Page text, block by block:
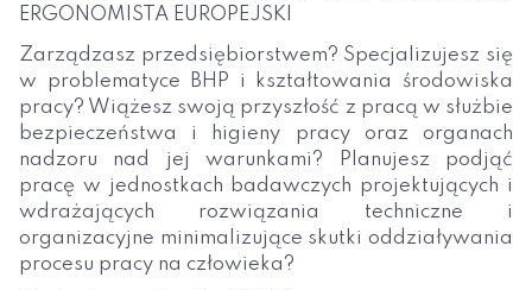
ERGONOMISTA EUROPEJSKI
Zarządzasz przedsiębiorstwem? Specjalizujesz się
w problematyce BHP i kształtowania środowiska
pracy? Wiążesz swoją przyszłość z pracą w służbie
bezpieczeństwa i higieny pracy oraz organach
nadzoru nad jej warunkami? Planujesz podjąć
pracę w jednostkach badawczych projektujących i
wdrażających rozwiązania techniczne i
organizacyjne minimalizujące skutki oddziaływania
procesu pracy na człowieka?